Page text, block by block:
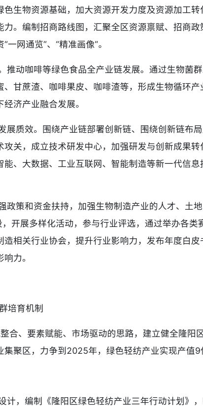
生物资源基础，加大资源开发力度及资源加工
。编制招商路线图，汇聚全区资源禀赋、招商
网通览”、“精准画像”。
动咖啡等绿色食品全产业链发展。通过生物菌
甘蔗渣、咖啡果皮、咖啡渣等，形成生物循环
济产业融合发展。
质效。围绕产业链部署创新链、围绕创新链布
关，成立技术研发中心，加强研发与创新成果
、大数据、工业互联网、智能制造等新一代信
策和资金扶持，加强生物制造产业的人才、土
开展多样化活动，参与行业评选，通过举办各类
相关行业协会，提升行业影响力，发布年度白
力。
培育机制
合、要素赋能、市场驱动的思路，建立健全隆
聚区，力争到2025年，绿色轻纺产业实现产值9
，编制《隆阳区绿色轻纺产业三年行动计划》